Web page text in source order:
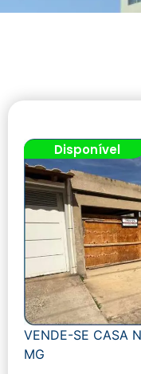
Disponível
VENDE-SE CASA
MG